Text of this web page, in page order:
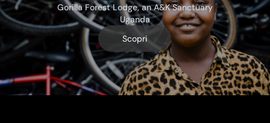
Gorilla Forest Lodge, an A&K Sanctuary
Uganda
Scopri